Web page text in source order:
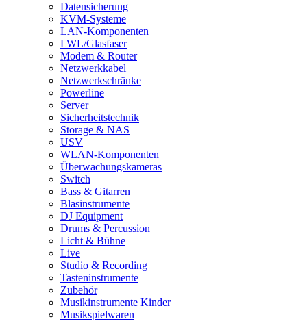
Datensicherung
KVM-Systeme
LAN-Komponenten
LWL/Glasfaser
Modem & Router
Netzwerkkabel
Netzwerkschränke
Powerline
Server
Sicherheitstechnik
Storage & NAS
USV
WLAN-Komponenten
Überwachungskameras
Switch
Bass & Gitarren
Blasinstrumente
DJ Equipment
Drums & Percussion
Licht & Bühne
Live
Studio & Recording
Tasteninstrumente
Zubehör
Musikinstrumente Kinder
Musikspielwaren